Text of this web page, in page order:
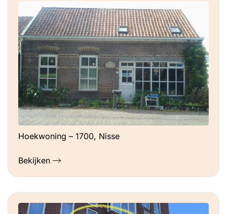
Hoekwoning – 1700, Nisse
Bekijken